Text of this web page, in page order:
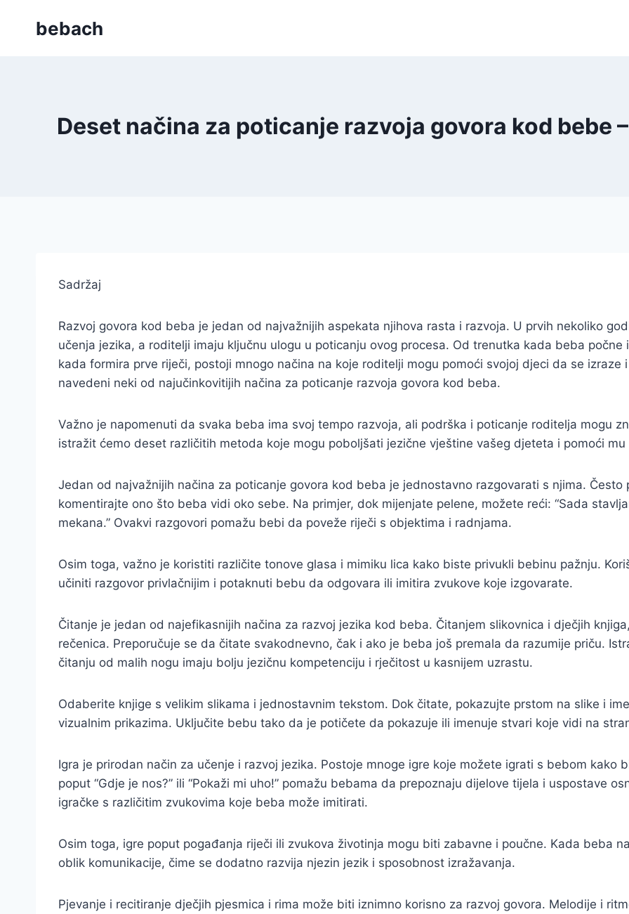
bebach
Deset načina za poticanje razvoja govora kod bebe
Sadržaj
Razvoj govora kod beba je jedan od najvažnijih aspekata njihova rasta i razvoja. U prvih nekoliko
učenja jezika, a roditelji imaju ključnu ulogu u poticanju ovog procesa. Od trenutka kada beba
kada formira prve riječi, postoji mnogo načina na koje roditelji mogu pomoći svojoj djeci da se izraze
navedeni neki od najučinkovitijih načina za poticanje razvoja govora kod beba.
Važno je napomenuti da svaka beba ima svoj tempo razvoja, ali podrška i poticanje roditelja mogu
istražit ćemo deset različitih metoda koje mogu poboljšati jezične vještine vašeg djeteta i pomoći
Jedan od najvažnijih načina za poticanje govora kod beba je jednostavno razgovarati s njima.
komentirajte ono što beba vidi oko sebe. Na primjer, dok mijenjate pelene, možete reći: “Sada
mekana.” Ovakvi razgovori pomažu bebi da poveže riječi s objektima i radnjama.
Osim toga, važno je koristiti različite tonove glasa i mimiku lica kako biste privukli bebinu pažnju.
učiniti razgovor privlačnijim i potaknuti bebu da odgovara ili imitira zvukove koje izgovarate.
Čitanje je jedan od najefikasnijih načina za razvoj jezika kod beba. Čitanjem slikovnica i dječjih
rečenica. Preporučuje se da čitate svakodnevno, čak i ako je beba još premala da razumije priču.
čitanju od malih nogu imaju bolju jezičnu kompetenciju i rječitost u kasnijem uzrastu.
Odaberite knjige s velikim slikama i jednostavnim tekstom. Dok čitate, pokazujte prstom na slike i
vizualnim prikazima. Uključite bebu tako da je potičete da pokazuje ili imenuje stvari koje vidi na
Igra je prirodan način za učenje i razvoj jezika. Postoje mnoge igre koje možete igrati s bebom kako
poput “Gdje je nos?” ili “Pokaži mi uho!” pomažu bebama da prepoznaju dijelove tijela i uspostave
igračke s različitim zvukovima koje beba može imitirati.
Osim toga, igre poput pogađanja riječi ili zvukova životinja mogu biti zabavne i poučne. Kada beba
oblik komunikacije, čime se dodatno razvija njezin jezik i sposobnost izražavanja.
Pjevanje i recitiranje dječjih pjesmica i rima može biti iznimno korisno za razvoj govora. Melodije i